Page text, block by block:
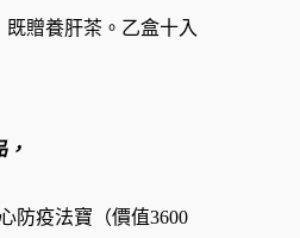
贈養肝茶。乙盒十入
防疫法寶（價值3600